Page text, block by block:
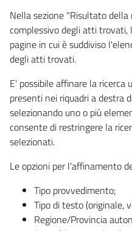
Nella sezione "Risultato della
complessivo degli atti trovati,
pagine in cui è suddiviso
degli atti trovati.
E' possibile affinare la
presenti nei riquadri a destra
selezionando uno o più
consente di restringere la
selezionati.
Le opzioni per l'affinamento
Tipo provvedimento;
Tipo di testo (originale,
Regione/Provincia